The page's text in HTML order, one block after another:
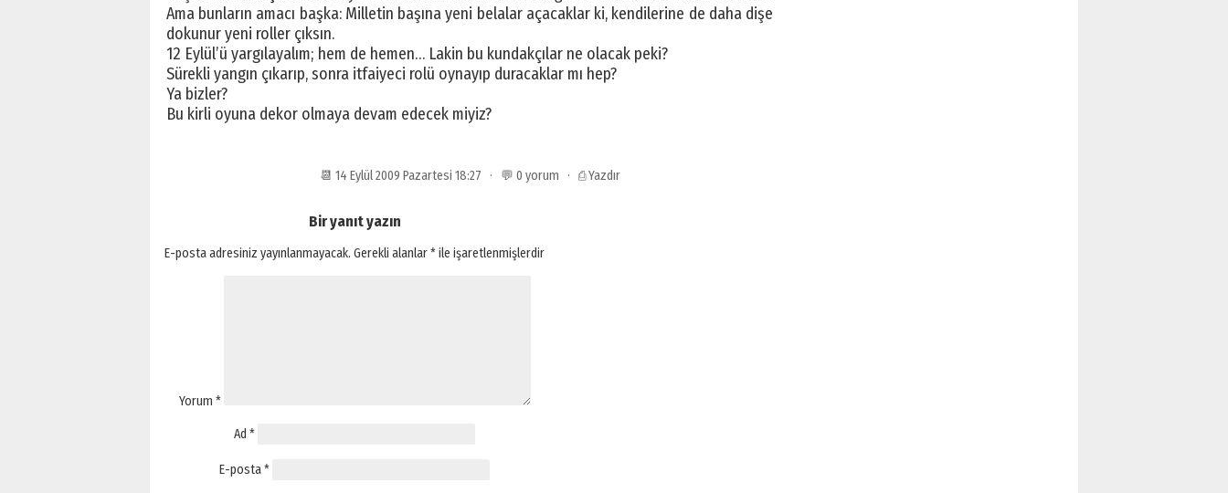
Ama bunların amacı başka: Milletin başına yeni belalar açacaklar ki, kendilerine de daha dişe
dokunur yeni roller çıksın.
12 Eylül’ü yargılayalım; hem de hemen… Lakin bu kundakçılar ne olacak peki?
Sürekli yangın çıkarıp, sonra itfaiyeci rolü oynayıp duracaklar mı hep?
Ya bizler?
Bu kirli oyuna dekor olmaya devam edecek miyiz?
📆 14 Eylül 2009 Pazartesi 18:27 · 💬 0 yorum · ⎙ Yazdır
Bir yanıt yazın
E-posta adresiniz yayınlanmayacak. Gerekli alanlar*ile işaretlenmişlerdir
Yorum *
Ad *
E-posta*